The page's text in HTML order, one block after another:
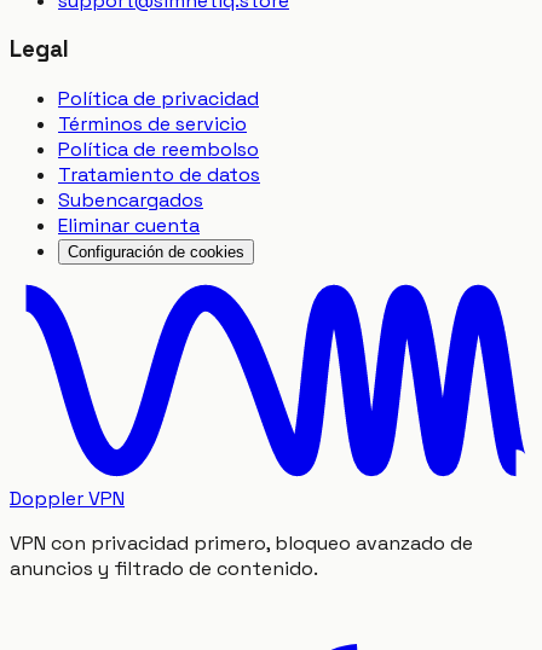
Legal
Política de privacidad
Términos de servicio
Política de reembolso
Tratamiento de datos
Subencargados
Eliminar cuenta
Configuración de cookies
Doppler VPN
VPN con privacidad primero, bloqueo avanzado de
anuncios y filtrado de contenido.